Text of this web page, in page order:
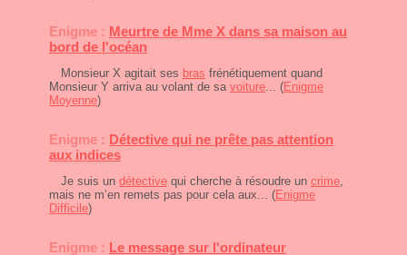
Enigme : Meurtre de Mme X dans sa maison au
bord de l'océan
Monsieur X agitait ses bras frénétiquement quand
Monsieur Y arriva au volant de sa voiture... (Enigme
Moyenne)
Enigme : Détective qui ne prête pas attention
aux indices
Je suis un détective qui cherche à résoudre un crime,
mais ne m’en remets pas pour cela aux... (Enigme
Difficile)
Enigme : Le message sur l'ordinateur